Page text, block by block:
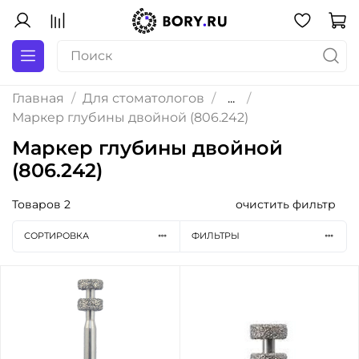
Главная Для стоматологов
...
Маркер глубины двойной (806.242)
Маркер глубины двойной
(806.242)
Товаров 2 очистить фильтр
СОРТИРОВКА ФИЛЬТРЫ